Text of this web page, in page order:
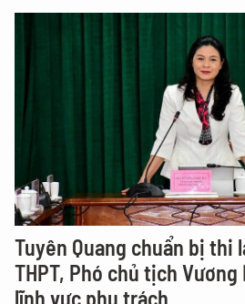
Tuyên Quang chuẩn bị thi
THPT, Phó chủ tịch Vương
lĩnh vực phụ trách